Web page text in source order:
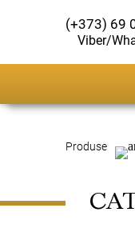
(+373) 69
Viber/
Produse